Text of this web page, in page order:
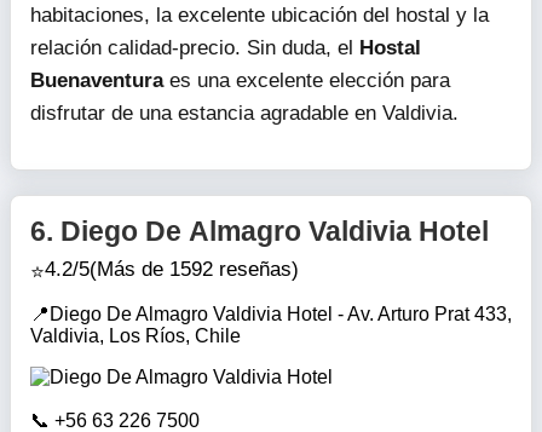
La ubicación es conveniente, con transporte
público cerca y la rivera del río a poca
distancia.
El estacionamiento es amplio y seguro, ideal
Los huéspedes han destacado la atención amable y
preocupada del personal, la comodidad de las
habitaciones, la excelente ubicación del hostal y la
relación calidad-precio. Sin duda, el
Hostal
Buenaventuraes una excelente elección para
disfrutar de una estancia agradable en Valdivia.